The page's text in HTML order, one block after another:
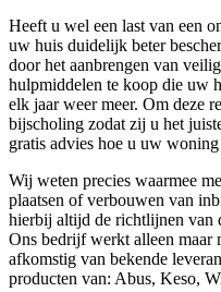
Heeft u wel een last van een
uw huis duidelijk beter
door het aanbrengen van
hulpmiddelen te koop die uw
elk jaar weer meer. Om deze
bijscholing zodat zij u het
gratis advies hoe u uw
Wij weten precies waarmee
plaatsen of verbouwen van
hierbij altijd de richtlijnen van
Ons bedrijf werkt alleen maar
afkomstig van bekende
producten van: Abus, Keso,